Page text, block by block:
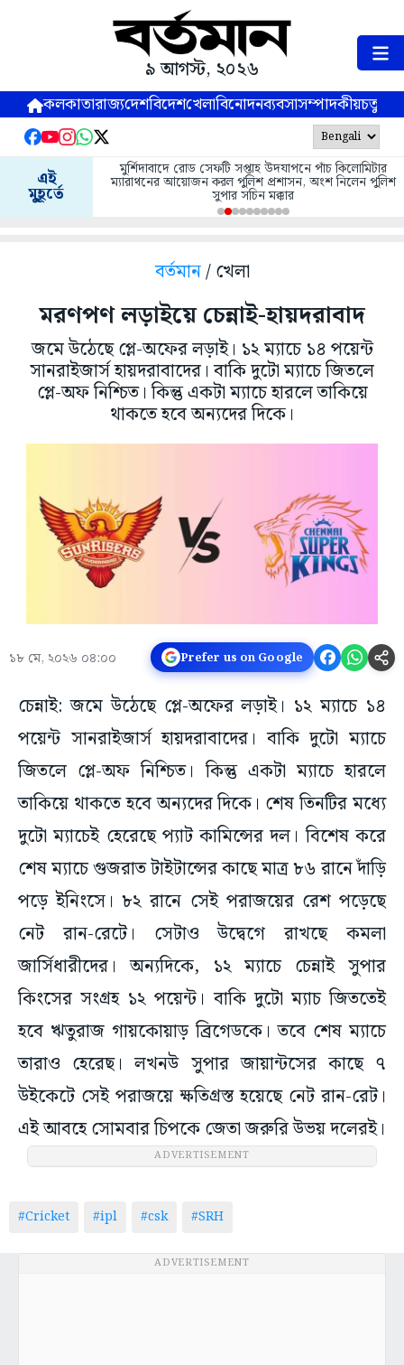
৯ আগস্ট, ২০২৬
কলকাতারাজ্যদেশবিদেশখেলাবিনোদনব্যবসাসম্পাদকীয়
এই
মুহূর্তে
মুর্শিদাবাদে রোড সেফটি সপ্তাহ উদযাপনে পাঁচ কিলোমিটার
ম্যারাথনের আয়োজন করল পুলিশ প্রশাসন, অংশ নিলেন পুলিশ
সুপার সচিন মক্কার
বর্তমান/ খেলা
মরণপণ লড়াইয়ে চেন্নাই-হায়দরাবাদ
জমে উঠেছে প্লে-অফের লড়াই। ১২ ম্যাচে ১৪ পয়েন্ট
সানরাইজার্স হায়দরাবাদের। বাকি দুটো ম্যাচে জিতলে
প্লে-অফ নিশ্চিত। কিন্তু একটা ম্যাচে হারলে তাকিয়ে
থাকতে হবে অন্যদের দিকে।
১৮ মে, ২০২৬ ০৪:০০ Prefer us on Google
চেন্নাই: জমে উঠেছে প্লে-অফের লড়াই। ১২ ম্যাচে ১৪
পয়েন্ট সানরাইজার্স হায়দরাবাদের। বাকি দুটো ম্যাচে
জিতলে প্লে-অফ নিশ্চিত। কিন্তু একটা ম্যাচে হারলে
তাকিয়ে থাকতে হবে অন্যদের দিকে। শেষ তিনটির মধ্যে
দুটো ম্যাচেই হেরেছে প্যাট কামিন্সের দল। বিশেষ করে
শেষ ম্যাচে গুজরাত টাইটান্সের কাছে মাত্র ৮৬ রানে দাঁড়ি
পড়ে ইনিংসে। ৮২ রানে সেই পরাজয়ের রেশ পড়েছে
নেট রান-রেটে। সেটাও উদ্বেগে রাখছে কমলা
জার্সিধারীদের। অন্যদিকে, ১২ ম্যাচে চেন্নাই সুপার
কিংসের সংগ্রহ ১২ পয়েন্ট। বাকি দুটো ম্যাচ জিততেই
হবে ঋতুরাজ গায়কোয়াড় ব্রিগেডকে। তবে শেষ ম্যাচে
তারাও হেরেছ। লখনউ সুপার জায়ান্টসের কাছে ৭
উইকেটে সেই পরাজয়ে ক্ষতিগ্রস্ত হয়েছে নেট রান-রেট।
এই আবহে সোমবার চিপকে জেতা জরুরি উভয় দলেরই।
ADVERTISEMENT
#Cricket #ipl #csk #SRH
ADVERTISEMENT